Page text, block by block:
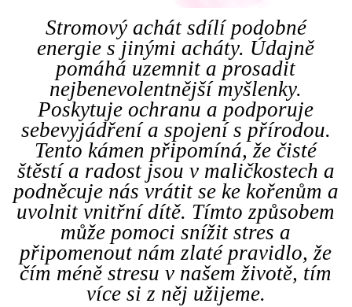
Stromový achát sdílí podobné
energie s jinými acháty. Údajně
pomáhá uzemnit a prosadit
nejbenevolentnější myšlenky.
Poskytuje ochranu a podporuje
sebevyjádření a spojení s přírodou.
Tento kámen připomíná, že čisté
štěstí a radost jsou v maličkostech a
podněcuje nás vrátit se ke kořenům a
uvolnit vnitřní dítě. Tímto způsobem
může pomoci snížit stres a
připomenout nám zlaté pravidlo, že
čím méně stresu v našem životě, tím
více si z něj užijeme.